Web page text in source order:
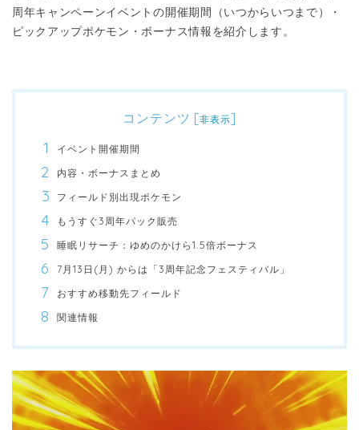
周年キャンペーンイベントの開催期間（いつからいつまで）・
ピックアップポケモン・ボーナス情報を紹介します。
コンテンツ [非表示]
イベント開催期間
内容・ボーナスまとめ
フィールド別出現ポケモン
もうすぐ3周年パック販売
睡眠リサーチ：ゆめのかけら1.5倍ボーナス
7月13日(月) からは「3周年記念フェスティバル」
おすすめ移動先フィールド
関連情報